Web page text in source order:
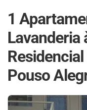
1
Lavanderia
Pouso